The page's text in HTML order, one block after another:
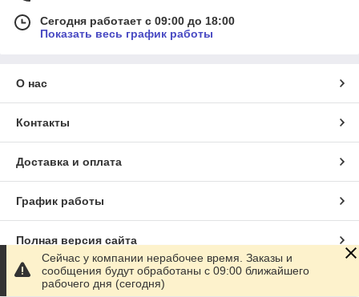
Сегодня работает с 09:00 до 18:00
Показать весь график работы
О нас
Контакты
Доставка и оплата
График работы
Полная версия сайта
Сайт создан на маркетплейсе
Сейчас у компании нерабочее время. Заказы и
сообщения будут обработаны с 09:00 ближайшего
рабочего дня (сегодня)